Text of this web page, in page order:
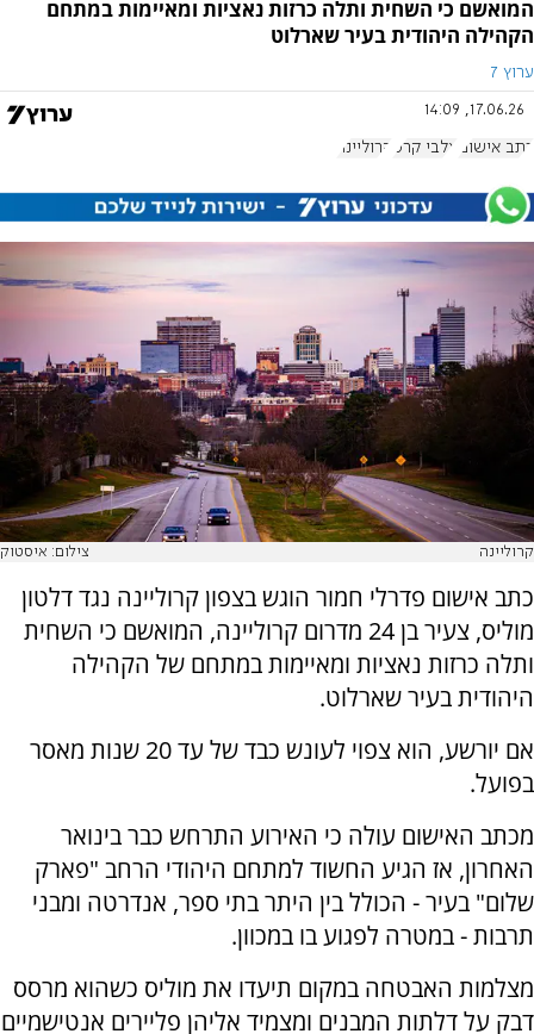
המואשם כי השחית ותלה כרזות נאציות ומאיימות במתחם
הקהילה היהודית בעיר שארלוט
ערוץ 7
17.06.26, 14:09
כתב אישום צלבי קרס קרוליינה
קרוליינה צילום: איסטוק
כתב אישום פדרלי חמור הוגש בצפון קרוליינה נגד דלטון
מוליס, צעיר בן 24 מדרום קרוליינה, המואשם כי השחית
ותלה כרזות נאציות ומאיימות במתחם של הקהילה
היהודית בעיר שארלוט.
אם יורשע, הוא צפוי לעונש כבד של עד 20 שנות מאסר
בפועל.
מכתב האישום עולה כי האירוע התרחש כבר בינואר
האחרון, אז הגיע החשוד למתחם היהודי הרחב "פארק
שלום" בעיר - הכולל בין היתר בתי ספר, אנדרטה ומבני
תרבות - במטרה לפגוע בו במכוון.
מצלמות האבטחה במקום תיעדו את מוליס כשהוא מרסס
דבק על דלתות המבנים ומצמיד אליהן פליירים אנטישמיים